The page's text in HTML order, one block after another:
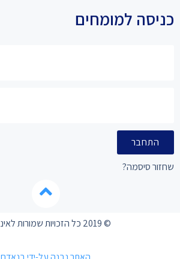
כניסה למומחים
התחבר
שחזור סיסמה?
© 2019 כל הזכויות שמורות לאינפודוק